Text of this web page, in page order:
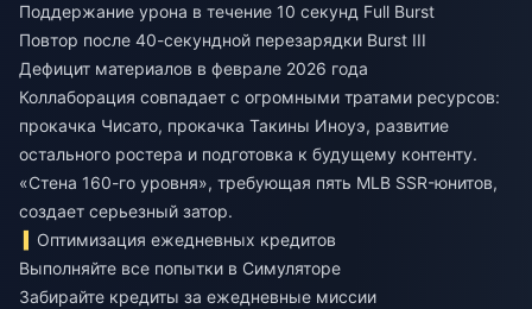
Поддержание урона в течение 10 секунд Full Burst
Повтор после 40-секундной перезарядки Burst III
Дефицит материалов в феврале 2026 года
Коллаборация совпадает с огромными тратами ресурсов:
прокачка Чисато, прокачка Такины Иноуэ, развитие
остального ростера и подготовка к будущему контенту.
«Стена 160-го уровня», требующая пять MLB SSR-юнитов,
создает серьезный затор.
Оптимизация ежедневных кредитов
Выполняйте все попытки в Симуляторе
Забирайте кредиты за ежедневные миссии